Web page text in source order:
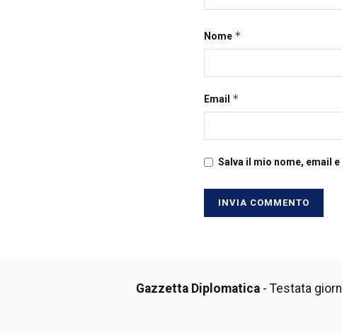
Nome *
Email *
Salva il mio nome, email
Gazzetta Diplomatica- Testata